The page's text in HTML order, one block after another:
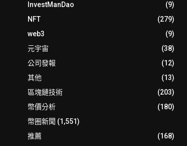
InvestManDao
(9)
NFT
(279)
web3
(9)
元宇宙
(38)
公司發報
(12)
其他
(13)
區塊鏈技術
(203)
幣價分析
(180)
幣圈新聞 (1,551)
推薦
(168)